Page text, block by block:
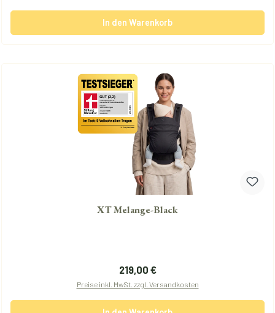
In den Warenkorb
XT Melange-Black
Regulärer Preis:
219,00 €
Preise inkl. MwSt. zzgl. Versandkosten